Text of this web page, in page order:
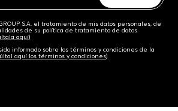
S.A. el tratamiento de mis datos personales, de
de su política de tratamiento de datos
aquí)
informado sobre los términos y condiciones de la
aquí los términos y condiciones)